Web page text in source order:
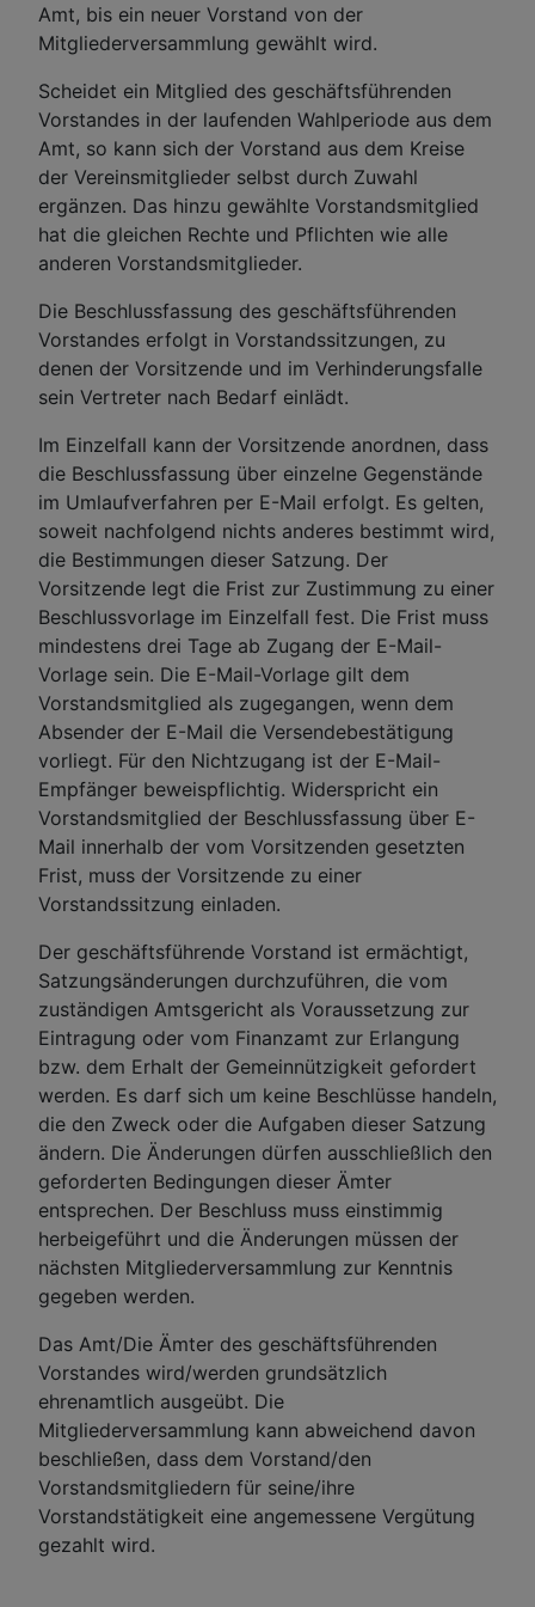
Amt, bis ein neuer Vorstand von der
Mitgliederversammlung gewählt wird.
Scheidet ein Mitglied des geschäftsführenden
Vorstandes in der laufenden Wahlperiode aus dem
Amt, so kann sich der Vorstand aus dem Kreise
der Vereinsmitglieder selbst durch Zuwahl
ergänzen. Das hinzu gewählte Vorstandsmitglied
hat die gleichen Rechte und Pflichten wie alle
anderen Vorstandsmitglieder.
Die Beschlussfassung des geschäftsführenden
Vorstandes erfolgt in Vorstandssitzungen, zu
denen der Vorsitzende und im Verhinderungsfalle
sein Vertreter nach Bedarf einlädt.
Im Einzelfall kann der Vorsitzende anordnen, dass
die Beschlussfassung über einzelne Gegenstände
im Umlaufverfahren per E-Mail erfolgt. Es gelten,
soweit nachfolgend nichts anderes bestimmt wird,
die Bestimmungen dieser Satzung. Der
Vorsitzende legt die Frist zur Zustimmung zu einer
Beschlussvorlage im Einzelfall fest. Die Frist muss
mindestens drei Tage ab Zugang der E-Mail-
Vorlage sein. Die E-Mail-Vorlage gilt dem
Vorstandsmitglied als zugegangen, wenn dem
Absender der E-Mail die Versendebestätigung
vorliegt. Für den Nichtzugang ist der E-Mail-
Empfänger beweispflichtig. Widerspricht ein
Vorstandsmitglied der Beschlussfassung über E-
Mail innerhalb der vom Vorsitzenden gesetzten
Frist, muss der Vorsitzende zu einer
Vorstandssitzung einladen.
Der geschäftsführende Vorstand ist ermächtigt,
Satzungsänderungen durchzuführen, die vom
zuständigen Amtsgericht als Voraussetzung zur
Eintragung oder vom Finanzamt zur Erlangung
bzw. dem Erhalt der Gemeinnützigkeit gefordert
werden. Es darf sich um keine Beschlüsse handeln,
die den Zweck oder die Aufgaben dieser Satzung
ändern. Die Änderungen dürfen ausschließlich den
geforderten Bedingungen dieser Ämter
entsprechen. Der Beschluss muss einstimmig
herbeigeführt und die Änderungen müssen der
nächsten Mitgliederversammlung zur Kenntnis
gegeben werden.
Das Amt/Die Ämter des geschäftsführenden
Vorstandes wird/werden grundsätzlich
ehrenamtlich ausgeübt. Die
Mitgliederversammlung kann abweichend davon
beschließen, dass dem Vorstand/den
Vorstandsmitgliedern für seine/ihre
Vorstandstätigkeit eine angemessene Vergütung
gezahlt wird.